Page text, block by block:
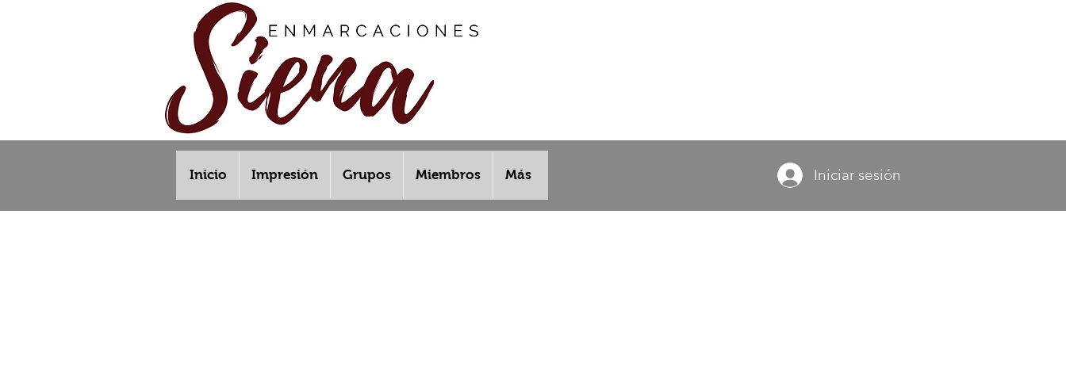
Inicio Impresión Grupos Miembros Más Iniciar sesión